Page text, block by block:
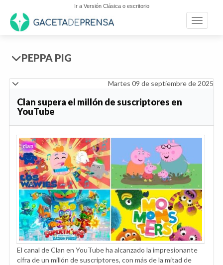
Ir a Versión Clásica o escritorio
Toggle
PEPPA PIG
Martes 09 de septiembre de 2025
Clan supera el millón de suscriptores en
YouTube
El canal de Clan en YouTube ha alcanzado la impresionante
cifra de un millón de suscriptores, con más de la mitad de